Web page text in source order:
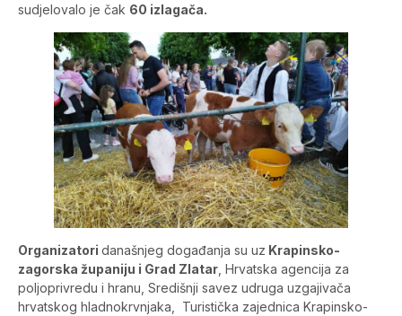
sudjelovalo je čak 60 izlagača.
Organizatori današnjeg događanja su uz Krapinsko-
zagorska županiju i Grad Zlatar , Hrvatska agencija za
poljoprivredu i hranu, Središnji savez udruga uzgajivača
hrvatskog hladnokrvnjaka, Turistička zajednica Krapinsko-